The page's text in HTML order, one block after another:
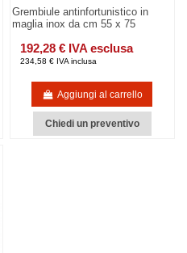
Grembiule antinfortunistico in
maglia inox da cm 55 x 75
192,28 € IVA esclusa
234,58 € IVA inclusa
Aggiungi al carrello
Chiedi un preventivo